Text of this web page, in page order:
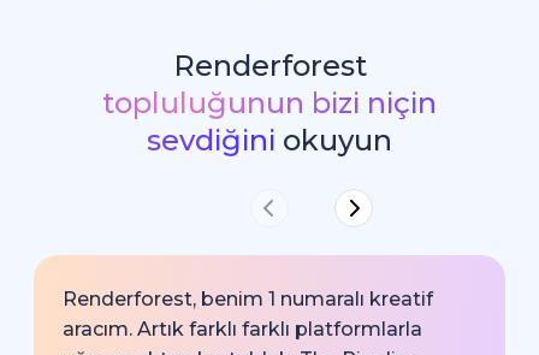
Renderforest
topluluğunun bizi niçin
sevdiğini okuyun
Renderforest, benim 1 numaralı kreatif
aracım. Artık farklı farklı platformlarla